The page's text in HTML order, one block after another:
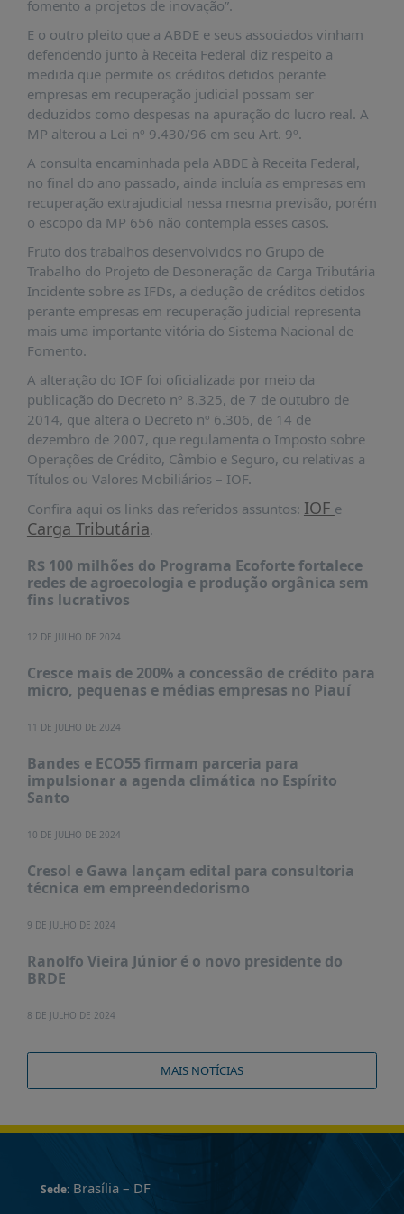
DADOS
FRENTE
PARLAMENTAR
SOBRE
A
FRENTE
MATERIAIS
INFORMAÇÕES
CURSOS
E
EVENTOS
INSCRIÇÕES
MATERIAIS
DISPONÍVEIS
PUBLICAÇÕES
REVISTA
RUMOS
ESTUDOS
PRÊMIO
ABDE-
ABDE
DE
JORNALISMO
SABER
CONTATO
fomento a projetos de inovação”.
E o outro pleito que a ABDE e seus associados vinham
defendendo junto à Receita Federal diz respeito a
medida que permite os créditos detidos perante
empresas em recuperação judicial possam ser
deduzidos como despesas na apuração do lucro real. A
MP alterou a Lei nº 9.430/96 em seu Art. 9º.
A consulta encaminhada pela ABDE à Receita Federal,
no final do ano passado, ainda incluía as empresas em
recuperação extrajudicial nessa mesma previsão, porém
o escopo da MP 656 não contempla esses casos.
Fruto dos trabalhos desenvolvidos no Grupo de
Trabalho do Projeto de Desoneração da Carga Tributária
Incidente sobre as IFDs, a dedução de créditos detidos
perante empresas em recuperação judicial representa
mais uma importante vitória do Sistema Nacional de
Fomento.
A alteração do IOF foi oficializada por meio da
publicação do Decreto nº 8.325, de 7 de outubro de
2014, que altera o Decreto nº 6.306, de 14 de
dezembro de 2007, que regulamenta o Imposto sobre
Operações de Crédito, Câmbio e Seguro, ou relativas a
Títulos ou Valores Mobiliários – IOF.
Confira aqui os links das referidos assuntos: IOF e
Carga Tributária.
R$ 100 milhões do Programa Ecoforte fortalece
redes de agroecologia e produção orgânica sem
fins lucrativos
12 DE JULHO DE 2024
Cresce mais de 200% a concessão de crédito para
micro, pequenas e médias empresas no Piauí
11 DE JULHO DE 2024
Bandes e ECO55 firmam parceria para
impulsionar a agenda climática no Espírito
Santo
10 DE JULHO DE 2024
Cresol e Gawa lançam edital para consultoria
técnica em empreendedorismo
9 DE JULHO DE 2024
Ranolfo Vieira Júnior é o novo presidente do
BRDE
8 DE JULHO DE 2024
MAIS NOTÍCIAS
Sede:Brasília – DF